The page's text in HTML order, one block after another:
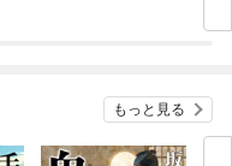
もっと見る